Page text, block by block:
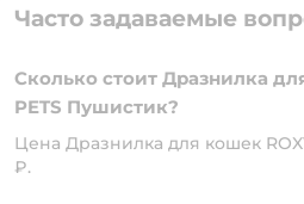
Часто задаваемые
Сколько стоит Дразнилка
PETS Пушистик?
Цена Дразнилка для кошек
₽.